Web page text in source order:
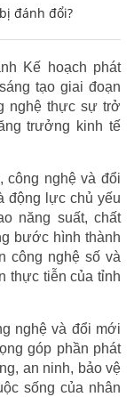
đánh đổi?
Kế hoạch phát
tạo giai đoạn
nghệ thực sự trở
trưởng kinh tế
công nghệ và đổi
động lực chủ yếu
năng suất, chất
bước hình thành
công nghệ số và
thực tiễn của tỉnh
nghệ và đổi mới
góp phần phát
an ninh, bảo vệ
sống của nhân